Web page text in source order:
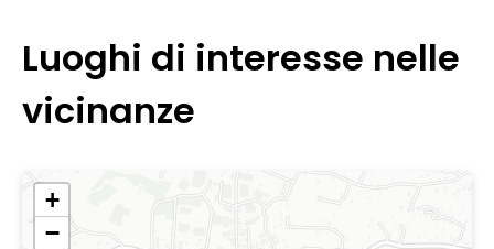
Luoghi di interesse nelle
vicinanze
+
−